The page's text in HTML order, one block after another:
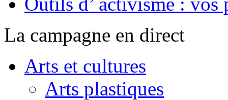
La campagne en direct
Arts et cultures
Arts plastiques